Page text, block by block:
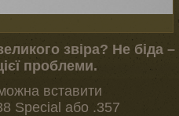
звіра? Не біда –
проблеми.
вставити
Special або .357